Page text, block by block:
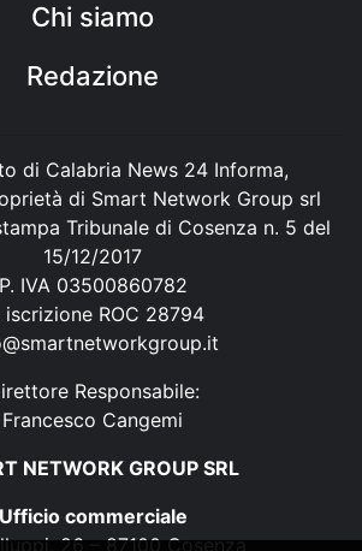
Chi siamo
Redazione
di Calabria News 24 Informa,
di Smart Network Group srl
Tribunale di Cosenza n. 5 del
15/12/2017
P. IVA 03500860782
iscrizione ROC 28794
Responsabile:
Francesco Cangemi
NETWORK GROUP SRL
Ufficio commerciale
26 – 87100 Cosenza